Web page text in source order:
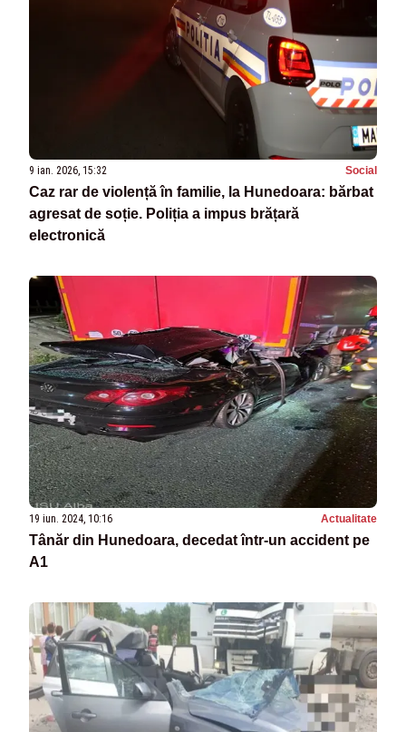
9 ian. 2026, 15:32 Social
Caz rar de violență în familie, la Hunedoara: bărbat
agresat de soție. Poliția a impus brățară
electronică
19 iun. 2024, 10:16 Actualitate
Tânăr din Hunedoara, decedat într-un accident pe
A1